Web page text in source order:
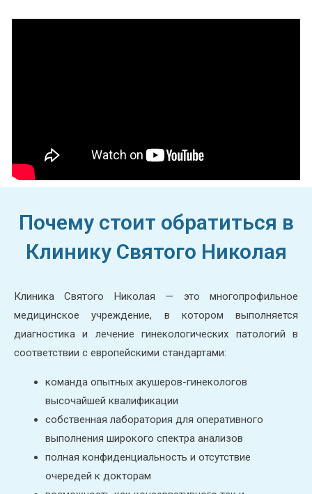
Почему стоит обратиться в
Клинику Святого Николая
Клиника Святого Николая — это многопрофильное
медицинское учреждение, в котором выполняется
диагностика и лечение гинекологических патологий в
соответствии с европейскими стандартами:
команда опытных акушеров-гинекологов
высочайшей квалификации
собственная лаборатория для оперативного
выполнения широкого спектра анализов
полная конфиденциальность и отсутствие
очередей к докторам